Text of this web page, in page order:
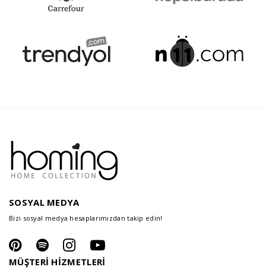
SOSYAL MEDYA
Bizi sosyal medya hesaplarımızdan takip edin!
MÜŞTERİ HİZMETLERİ